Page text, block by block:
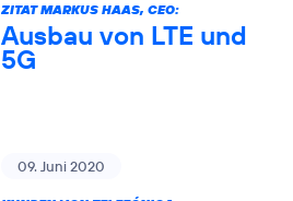
ZITAT MARKUS HAAS, CEO:
Ausbau von LTE und
5G
09. Juni 2020